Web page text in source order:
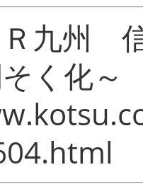
九州 信
く化～